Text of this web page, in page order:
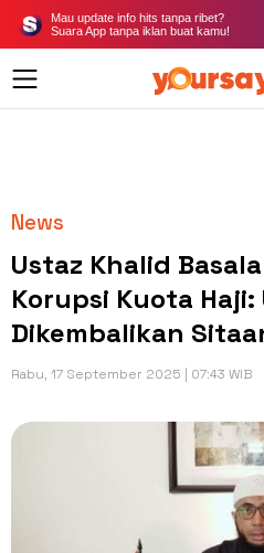
Mau update info hits tanpa ribet?
Suara App tanpa iklan buat kamu!
News
Ustaz Khalid
Korupsi Kuota
Dikembalikan
Rabu, 17 September 2025 | 07:43 WIB